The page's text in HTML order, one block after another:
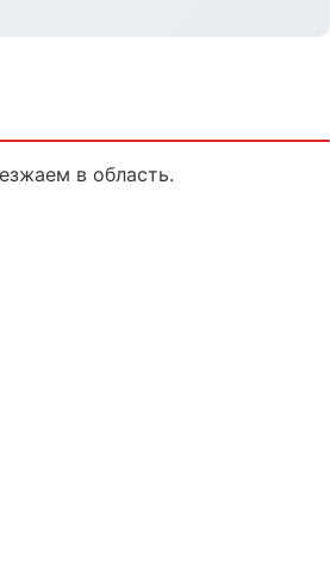
в область.